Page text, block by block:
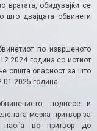
вратата, обидувајќи се
двајцата обвинети
по извршеното
година со истиот
општа опасност за што
година.
поднесе и
мерка притвор за
наоѓа во притвор до